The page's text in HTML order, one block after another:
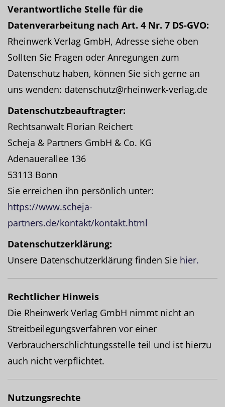
Verantwortliche Stelle für die
Datenverarbeitung nach Art. 4 Nr. 7 DS-GVO:
Rheinwerk Verlag GmbH, Adresse siehe oben
Sollten Sie Fragen oder Anregungen zum
Datenschutz haben, können Sie sich gerne an
uns wenden: datenschutz@rheinwerk-verlag.de
Datenschutzbeauftragter:
Rechtsanwalt Florian Reichert
Scheja & Partners GmbH & Co. KG
Adenauerallee 136
53113 Bonn
Sie erreichen ihn persönlich unter:
https://www.scheja-
partners.de/kontakt/kontakt.html
Datenschutzerklärung:
Unsere Datenschutzerklärung finden Sie hier.
Rechtlicher Hinweis
Die Rheinwerk Verlag GmbH nimmt nicht an
Streitbeilegungsverfahren vor einer
Verbraucherschlichtungsstelle teil und ist hierzu
auch nicht verpflichtet.
Nutzungsrechte